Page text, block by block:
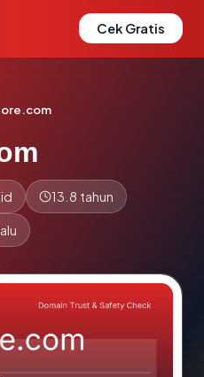
Cek Gratis
13.8 tahun